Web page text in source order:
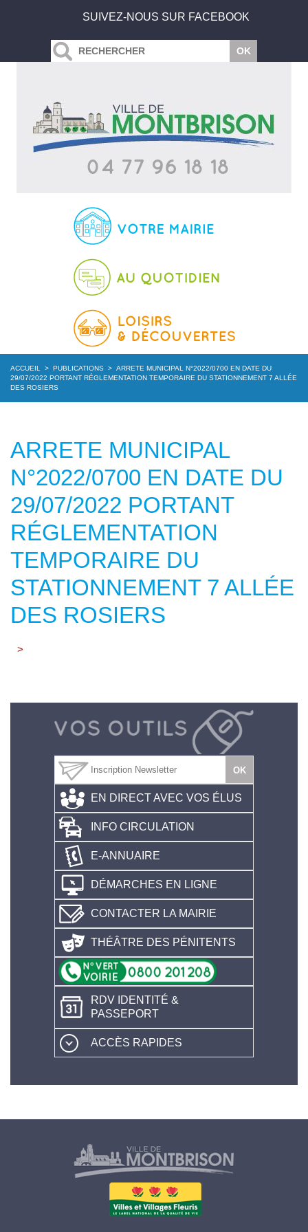
SUIVEZ-NOUS SUR FACEBOOK
ACCUEIL > PUBLICATIONS > ARRETE MUNICIPAL N°2022/0700 EN DATE DU
29/07/2022 PORTANT RÉGLEMENTATION TEMPORAIRE DU STATIONNEMENT 7 ALLÉE
DES ROSIERS
ARRETE MUNICIPAL
N°2022/0700 EN DATE DU
29/07/2022 PORTANT
RÉGLEMENTATION
TEMPORAIRE DU
STATIONNEMENT 7 ALLÉE
DES ROSIERS
>
EN DIRECT AVEC VOS ÉLUS
INFO CIRCULATION
E-ANNUAIRE
DÉMARCHES EN LIGNE
CONTACTER LA MAIRIE
THÉÂTRE DES PÉNITENTS
RDV IDENTITÉ &
PASSEPORT
ACCÈS RAPIDES